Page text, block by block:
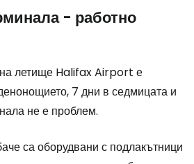
- работно
летище Halifax Airport е
7 дни в седмицата и
не е проблем.
са оборудвани с подлакътници